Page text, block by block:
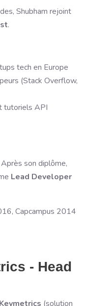
Shubham rejoint
.
tech en Europe
(Stack Overflow,
tutoriels API
son diplôme,
Lead Developer
Capcampus 2014
- Head
Keymetrics (solution